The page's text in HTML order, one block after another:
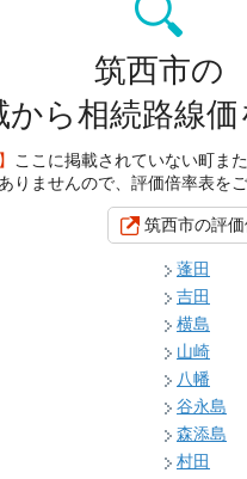
筑西市の
から相続路線価
ここに掲載されていない町ま
りませんので、評価倍率表をご
筑西市の評
蓬田
吉田
横島
山崎
八幡
谷永島
森添島
村田